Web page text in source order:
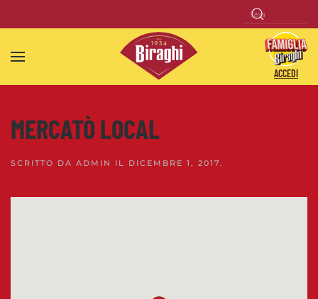
Skip to main content
ACCEDI
MERCATÒ LOCAL
SCRITTO DA ADMIN IL DICEMBRE 1, 2017.